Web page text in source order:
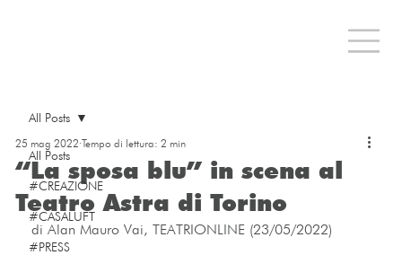
All Posts
#CREAZIONE
#CASALUFT
#PRESS
All Posts
“La sposa blu” in scena al
Teatro Astra di Torino
25 mag 2022 Tempo di lettura: 2 min
di Alan Mauro Vai, TEATRIONLINE (23/05/2022)